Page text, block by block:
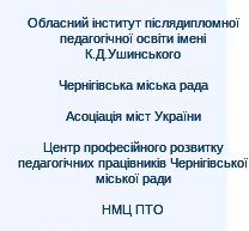
Обласний інститут післядипломної
педагогічної освіти імені
К.Д.Ушинського
Чернігівська міська рада
Асоціація міст України
Центр професійного розвитку
педагогічних працівників Чернігівської
міської ради
НМЦ ПТО